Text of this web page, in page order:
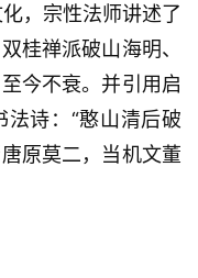
，宗性法师讲述了
桂禅派破山海明、
今不衰。并引用启
诗：“憨山清后破
原莫二，当机文董